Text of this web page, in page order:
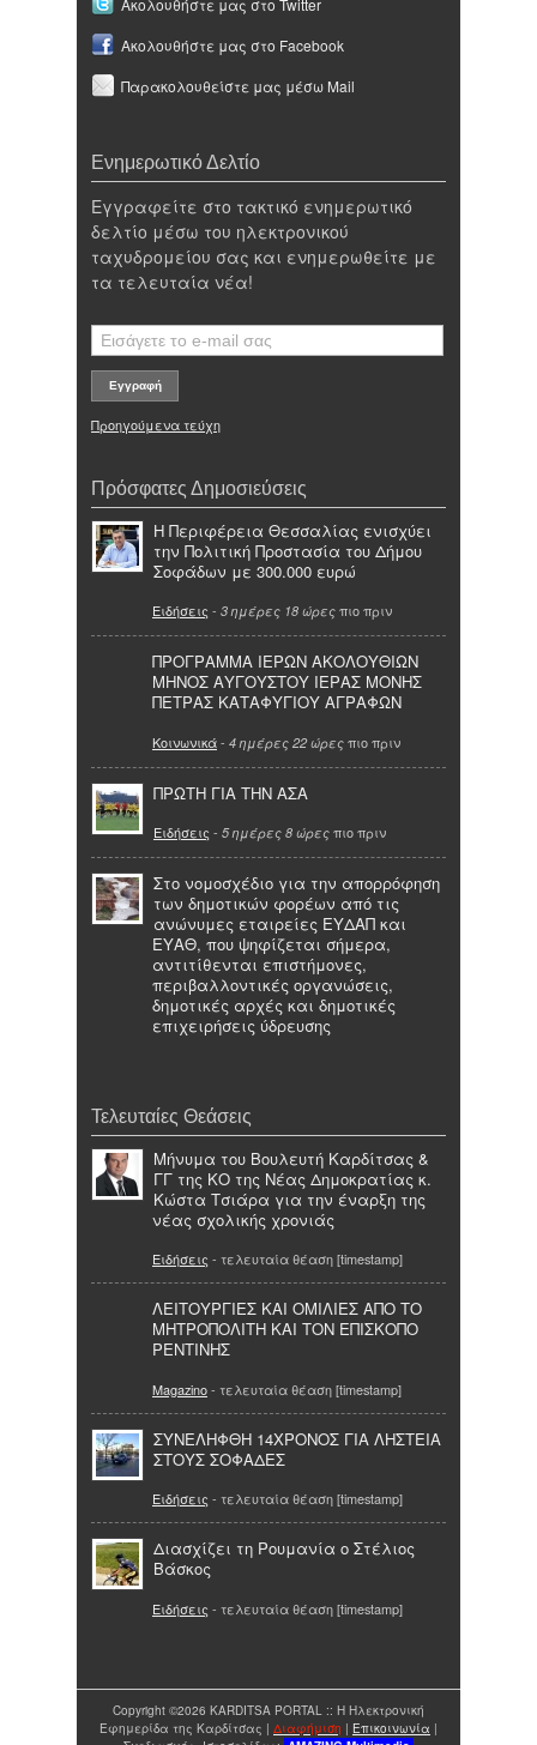
Ακολουθήστε μας στο Twitter
Ακολουθήστε μας στο Facebook
Παρακολουθείστε μας μέσω Mail
Ενημερωτικό Δελτίο
Εγγραφείτε στο τακτικό ενημερωτικό
δελτίο μέσω του ηλεκτρονικού
ταχυδρομείου σας και ενημερωθείτε με
τα τελευταία νέα!
Προηγούμενα τεύχη
Πρόσφατες Δημοσιεύσεις
Η Περιφέρεια Θεσσαλίας ενισχύει
την Πολιτική Προστασία του Δήμου
Σοφάδων με 300.000 ευρώ
Ειδήσεις - 3 ημέρες 18 ώρες πιο πριν
ΠΡΟΓΡΑΜΜΑ ΙΕΡΩΝ ΑΚΟΛΟΥΘΙΩΝ
ΜΗΝΟΣ ΑΥΓΟΥΣΤΟΥ ΙΕΡΑΣ ΜΟΝΗΣ
ΠΕΤΡΑΣ ΚΑΤΑΦΥΓΙΟΥ ΑΓΡΑΦΩΝ
Κοινωνικά- 4 ημέρες 22 ώρες πιο πριν
ΠΡΩΤΗ ΓΙΑ ΤΗΝ ΑΣΑ
Ειδήσεις - 5 ημέρες 8 ώρες πιο πριν
Στο νομοσχέδιο για την απορρόφηση
των δημοτικών φορέων από τις
ανώνυμες εταιρείες ΕΥΔΑΠ και
ΕΥΑΘ, που ψηφίζεται σήμερα,
αντιτίθενται επιστήμονες,
περιβαλλοντικές οργανώσεις,
δημοτικές αρχές και δημοτικές
επιχειρήσεις ύδρευσης
Τελευταίες Θεάσεις
Μήνυμα του Βουλευτή Καρδίτσας &
ΓΓ της ΚΟ της Νέας Δημοκρατίας κ.
Κώστα Τσιάρα για την έναρξη της
νέας σχολικής χρονιάς
Ειδήσεις - τελευταία θέαση [timestamp]
ΛΕΙΤΟΥΡΓΙΕΣ ΚΑΙ ΟΜΙΛΙΕΣ ΑΠΟ ΤΟ
ΜΗΤΡΟΠΟΛΙΤΗ ΚΑΙ ΤΟΝ ΕΠΙΣΚΟΠΟ
ΡΕΝΤΙΝΗΣ
Magazino- τελευταία θέαση [timestamp]
ΣΥΝΕΛΗΦΘΗ 14ΧΡΟΝΟΣ ΓΙΑ ΛΗΣΤΕΙΑ
ΣΤΟΥΣ ΣΟΦΑΔΕΣ
Ειδήσεις - τελευταία θέαση [timestamp]
Διασχίζει τη Ρουμανία ο Στέλιος
Βάσκος
Ειδήσεις - τελευταία θέαση [timestamp]
Copyright ©2026 KARDITSA PORTAL :: Η Ηλεκτρονική
Εφημερίδα της Καρδίτσας | Διαφήμιση | Επικοινωνία |